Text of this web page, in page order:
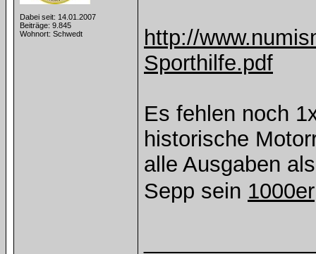
Dabei seit: 14.01.2007
Beiträge: 9.845
Wohnort: Schwedt
http://
Sporthilfe.pdf
Es fehlen noch
historische
alle Ausgaben
Sepp sein 1000er